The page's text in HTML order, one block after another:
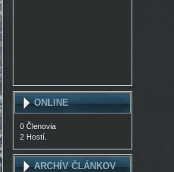
ONLINE
0 Členovia
2 Hostí.
ARCHÍV ČLÁNKOV